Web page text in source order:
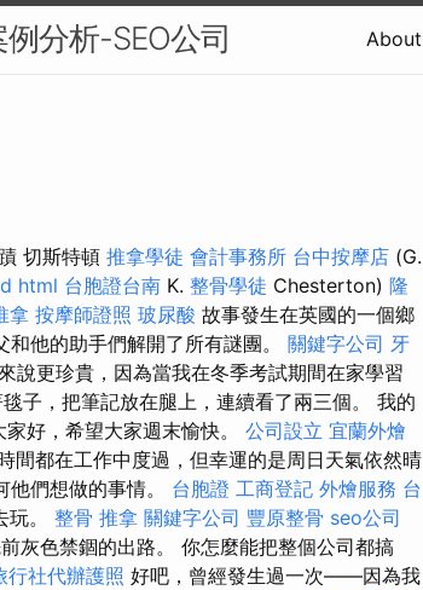
分析-SEO公司 About
切斯特頓 推拿學徒 會計事務所 台中按摩店 (G.
html 台胞證台南 K. 整骨學徒 Chesterton) 隆
拿 按摩師證照 玻尿酸 故事發生在英國的一個鄉
他的助手們解開了所有謎團。 關鍵字公司 牙
更珍貴，因為當我在冬季考試期間在家學習
子，把筆記放在腿上，連續看了兩三個。 我的
好，希望大家週末愉快。 公司設立 宜蘭外燴
間都在工作中度過，但幸運的是周日天氣依然晴
們想做的事情。 台胞證 工商登記 外燴服務 台
。 整骨 推拿 關鍵字公司 豐原整骨 seo公司
灰色禁錮的出路。 你怎麼能把整個公司都搞
行社代辦護照 好吧，曾經發生過一次——因為我